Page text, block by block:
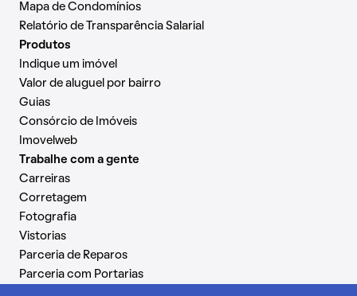
Mapa de Condomínios
Relatório de Transparência Salarial
Produtos
Indique um imóvel
Valor de aluguel por bairro
Guias
Consórcio de Imóveis
Imovelweb
Trabalhe com a gente
Carreiras
Corretagem
Fotografia
Vistorias
Parceria de Reparos
Parceria com Portarias